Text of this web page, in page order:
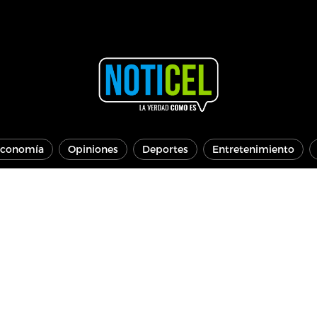
Opiniones Deportes Entretenimiento